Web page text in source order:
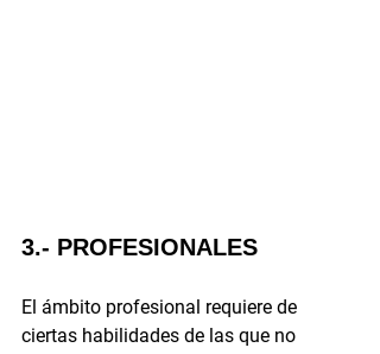
3.- PROFESIONALES
El ámbito profesional requiere de
ciertas habilidades de las que no